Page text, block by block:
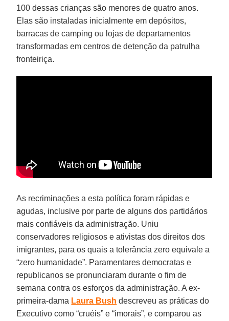
100 dessas crianças são menores de quatro anos.
Elas são instaladas inicialmente em depósitos,
barracas de camping ou lojas de departamentos
transformadas em centros de detenção da patrulha
fronteiriça.
As recriminações a esta política foram rápidas e
agudas, inclusive por parte de alguns dos partidários
mais confiáveis da administração. Uniu
conservadores religiosos e ativistas dos direitos dos
imigrantes, para os quais a tolerância zero equivale a
“zero humanidade”. Paramentares democratas e
republicanos se pronunciaram durante o fim de
semana contra os esforços da administração. A ex-
primeira-dama Laura Bush descreveu as práticas do
Executivo como “cruéis” e “imorais”, e comparou as